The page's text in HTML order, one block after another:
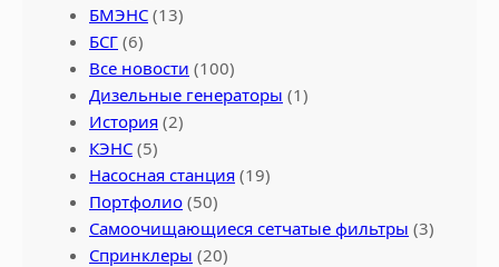
БМЭНС (13)
БСГ (6)
Все новости (100)
Дизельные генераторы (1)
История (2)
КЭНС (5)
Насосная станция (19)
Портфолио (50)
Самоочищающиеся сетчатые фильтры (3)
Спринклеры (20)